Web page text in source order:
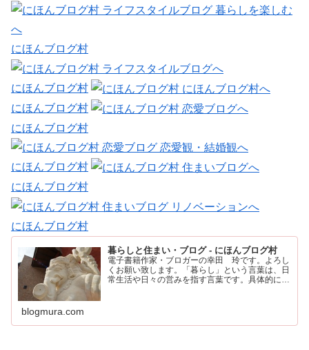
にほんブログ村
にほんブログ村
にほんブログ村
にほんブログ村
にほんブログ村
にほんブログ村
にほんブログ村
暮らしと住まい・ブログ - にほんブログ村
電子書籍作家・ブロガーの幸田 玲です。よろし
くお願い致します。「暮らし」という言葉は、日
常生活や日々の営みを指す言葉です。具体的に
blogmura.com